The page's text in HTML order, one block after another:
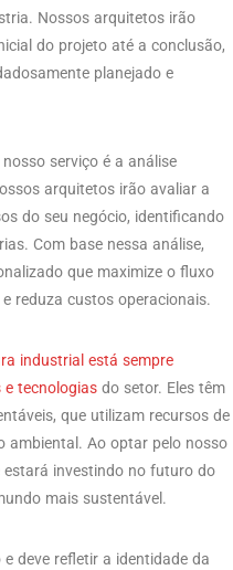
Nossos arquitetos irão
do projeto até a conclusão,
planejado e
serviço é a análise
arquitetos irão avaliar a
do seu negócio, identificando
Com base nessa análise,
que maximize o fluxo
reduza custos operacionais.
industrial está sempre
tecnologias do setor. Eles têm
que utilizam recursos de
ambiental. Ao optar pelo nosso
investindo no futuro do
mais sustentável.
deve refletir a identidade da